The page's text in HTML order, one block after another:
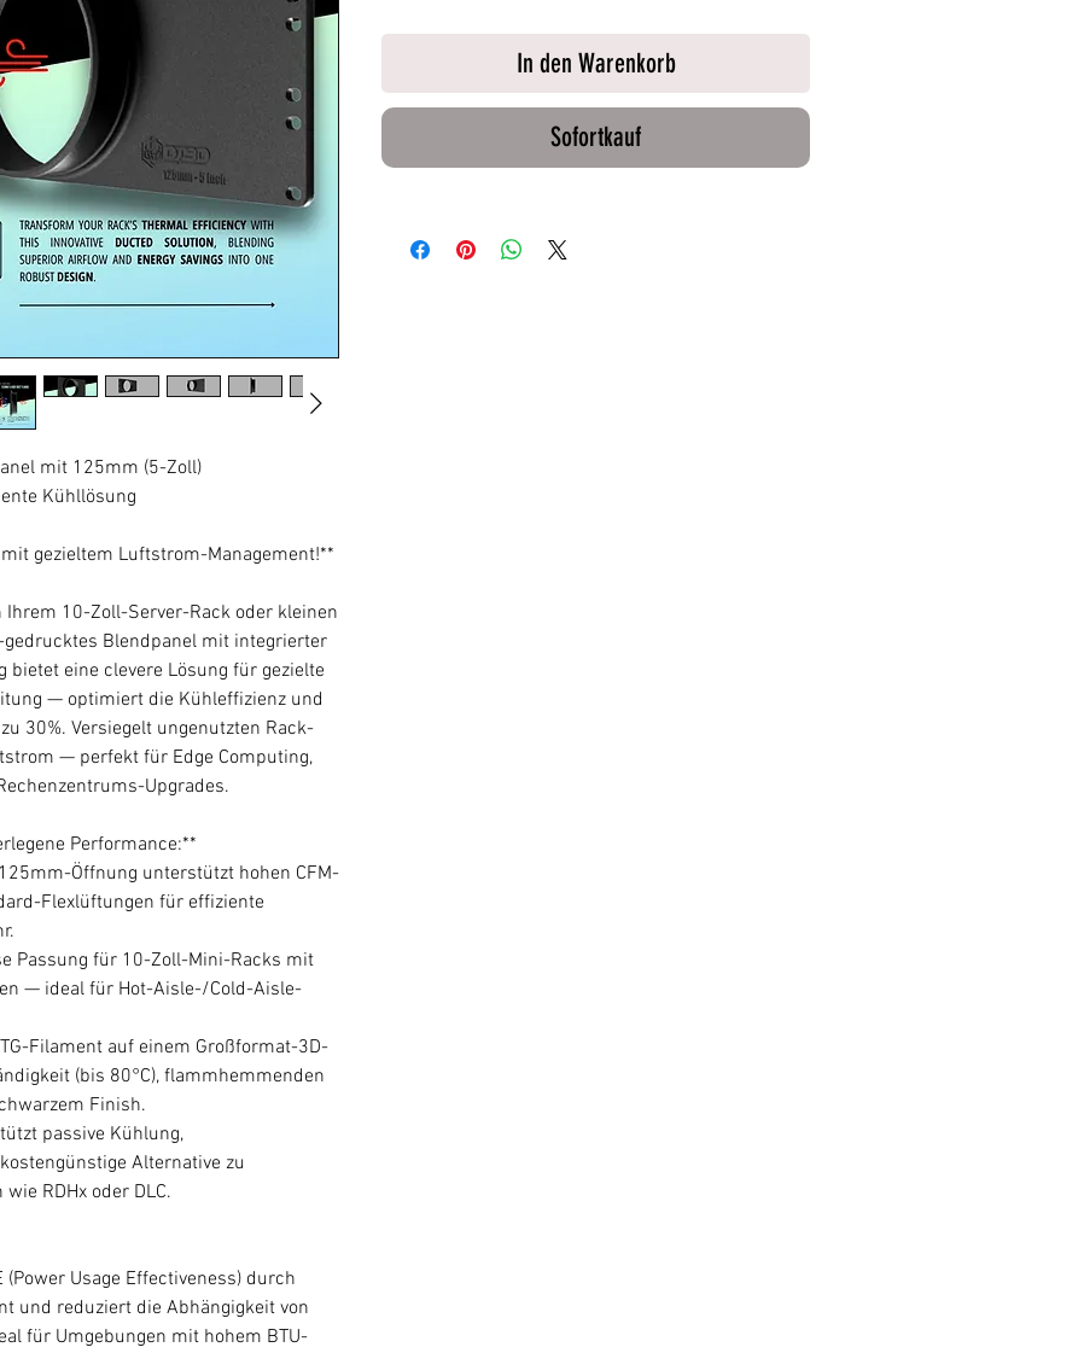
mit 125mm (5-Zoll)
Kühllösung
gezieltem Luftstrom-Management!**
10-Zoll-Server-Rack oder kleinen
gedrucktes Blendpanel mit integrierter
eine clevere Lösung für gezielte
— optimiert die Kühleffizienz und
30%. Versiegelt ungenutzten Rack-
— perfekt für Edge Computing,
Upgrades.
Performance:**
Öffnung unterstützt hohen CFM-
Flexlüftungen für effiziente
Passung für 10-Zoll-Mini-Racks mit
— ideal für Hot-Aisle-/Cold-Aisle-
Filament auf einem Großformat-3D-
(bis 80°C), flammhemmenden
Finish.
passive Kühlung,
Alternative zu
RDHx oder DLC.
Usage Effectiveness) durch
und reduziert die Abhängigkeit von
für Umgebungen mit hohem BTU-
In den Warenkorb
Sofortkauf